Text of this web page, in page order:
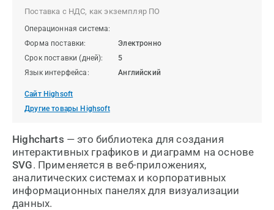
Поставка с НДС, как экземпляр ПО
Операционная система:
Форма поставки:
Электронно
Срок поставки (дней):
5
Язык интерфейса:
Английский
Сайт Highsoft
Другие товары Highsoft
Highcharts — это библиотека для создания
интерактивных графиков и диаграмм на основе
SVG. Применяется в веб-приложениях,
аналитических системах и корпоративных
информационных панелях для визуализации
данных.